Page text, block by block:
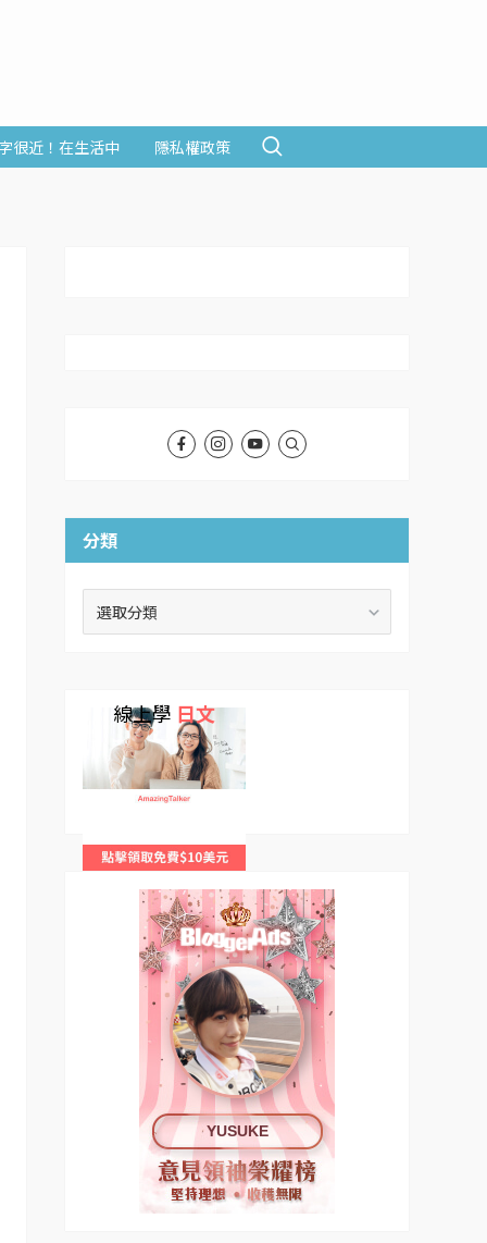
很近！在生活中 隱私權政策
分類
線上學 日文
YUSUKE